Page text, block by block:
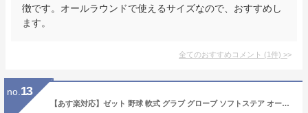
徴です。オールラウンドで使えるサイズなので、おすすめし
ます。
全てのおすすめコメント (1件) >
no. 13
【あす楽対応】ゼット 野球 軟式 グラブ グローブ ソフトステア オールラウンド用 サイズ5 ブラック ZETT 2023年新モデル 中学生〜大人用 BRGB35330-1900